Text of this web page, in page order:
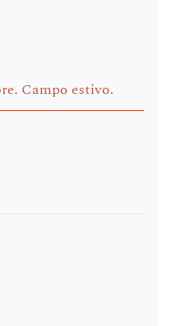
Campo estivo.